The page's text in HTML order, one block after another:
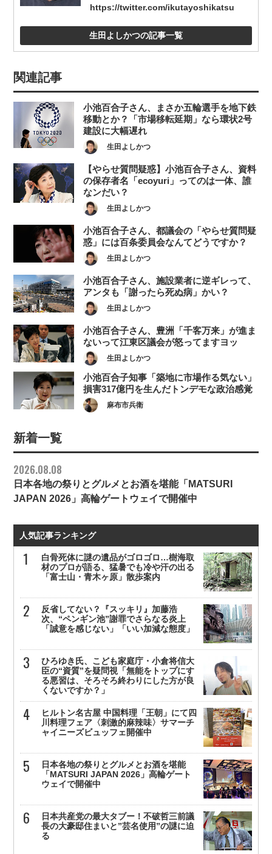
https://twitter.com/ikutayoshikatsu
生田よしかつの記事一覧
関連記事
小池百合子さん、まさか五輪選手を地下鉄
移動とか？「市場移転延期」なら環状2号
建設に大幅遅れ
生田よしかつ
【やらせ質問疑惑】小池百合子さん、資料
の保存者名「ecoyuri」ってのは一体、誰
なンだい？
生田よしかつ
小池百合子さん、都議会の「やらせ質問疑
惑」には百条委員会なんてどうですか？
生田よしかつ
小池百合子さん、施設業者に逆ギレって、
アンタも「謝ったら死ぬ病」かい？
生田よしかつ
小池百合子さん、豊洲「千客万来」が進ま
ないって江東区議会が怒ってますヨッ
生田よしかつ
小池百合子知事「築地に市場作る気ない」
損害317億円を生んだトンデモな政治感覚
麻布市兵衛
新着一覧
2026.08.08
日本各地の祭りとグルメとお酒を堪能「MATSURI
JAPAN 2026」高輪ゲートウェイで開催中
人気記事ランキング
白骨死体に謎の遺品がゴロゴロ…樹海取
材のプロが語る、猛暑でも冷や汗の出る
「富士山・青木ヶ原」散歩案内
反省してない？『スッキリ』加藤浩
次、“ペンギン池”謝罪でさらなる炎上
「誠意を感じない」「いい加減な態度」
ひろゆき氏、こども家庭庁・小倉将信大
臣の“資質”を疑問視「無能をトップにす
る悪習は、そろそろ終わりにした方が良
くないですか？」
ヒルトン名古屋 中国料理「王朝」にて四
川料理フェア〈刺激的麻辣味〉サマーチ
ャイニーズビュッフェ開催中
日本各地の祭りとグルメとお酒を堪能
「MATSURI JAPAN 2026」高輪ゲート
ウェイで開催中
日本共産党の最大タブー！不破哲三前議
長の大豪邸住まいと”芸名使用”の謎に迫
る